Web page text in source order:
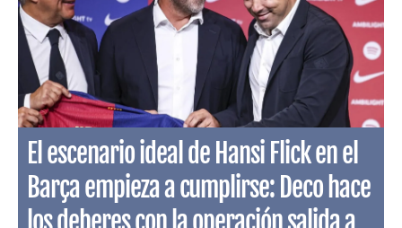
El escenario ideal de Hansi Flick en el
Barça empieza a cumplirse: Deco hace